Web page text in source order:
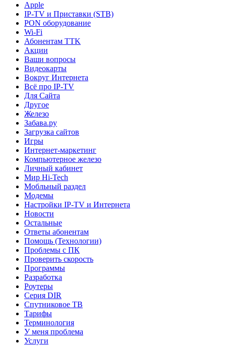
Apple
IP-TV и Приставки (STB)
PON оборудование
Wi-Fi
Абонентам TTK
Акции
Ваши вопросы
Видеокарты
Вокруг Интернета
Всё про IP-TV
Для Сайта
Другое
Железо
Забава.ру
Загрузка сайтов
Игры
Интернет-маркетинг
Компьютерное железо
Личный кабинет
Мир Hi-Tech
Мобльный раздел
Модемы
Настройки IP-TV и Интернета
Новости
Остальные
Ответы абонентам
Помощь (Технологии)
Проблемы с ПК
Проверить скорость
Программы
Разработка
Роутеры
Серия DIR
Спутниковое ТВ
Тарифы
Терминология
У меня проблема
Услуги